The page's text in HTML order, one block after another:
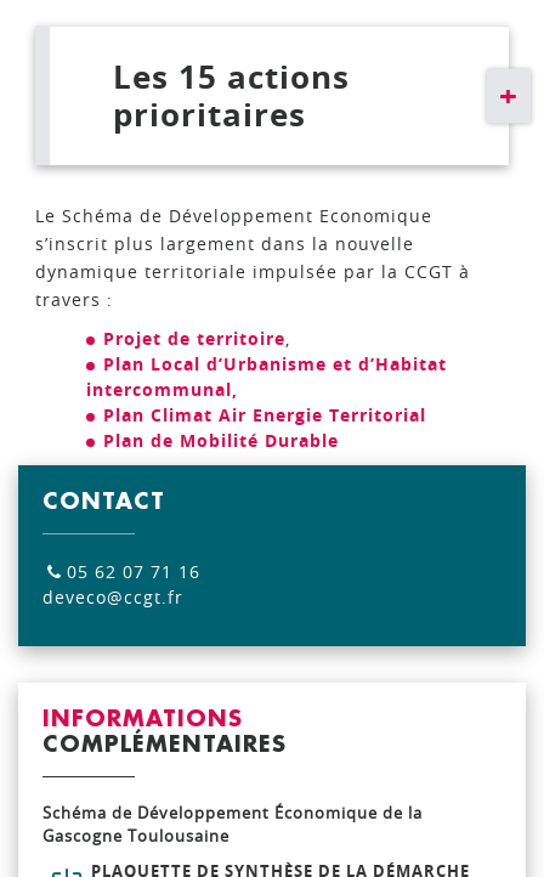
Les 15 actions
prioritaires
Le Schéma de Développement Economique
s’inscrit plus largement dans la nouvelle
dynamique territoriale impulsée par la CCGT à
travers :
Projet de territoire,
Plan Local d’Urbanisme et d’Habitat
intercommunal,
Plan Climat Air Energie Territorial
Plan de Mobilité Durable
CONTACT
05 62 07 71 16
deveco@ccgt.fr
INFORMATIONS
COMPLÉMENTAIRES
Schéma de Développement Économique de la
Gascogne Toulousaine
PLAQUETTE DE SYNTHÈSE DE LA DÉMARCHE